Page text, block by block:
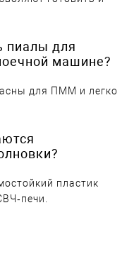
пиалы для
машине?
для ПММ и легко
пластик